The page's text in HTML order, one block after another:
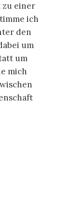
zu einer
ich
den
um
um
mich